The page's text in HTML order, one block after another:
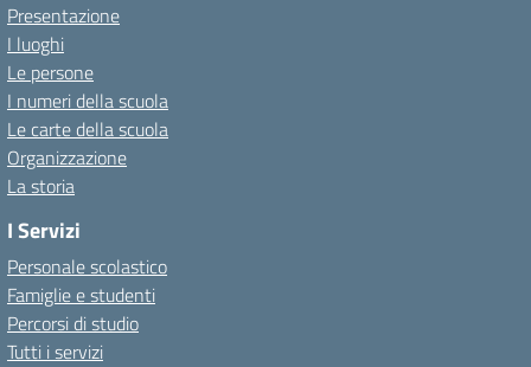
Presentazione
I luoghi
Le persone
I numeri della scuola
Le carte della scuola
Organizzazione
La storia
I Servizi
Personale scolastico
Famiglie e studenti
Percorsi di studio
Tutti i servizi